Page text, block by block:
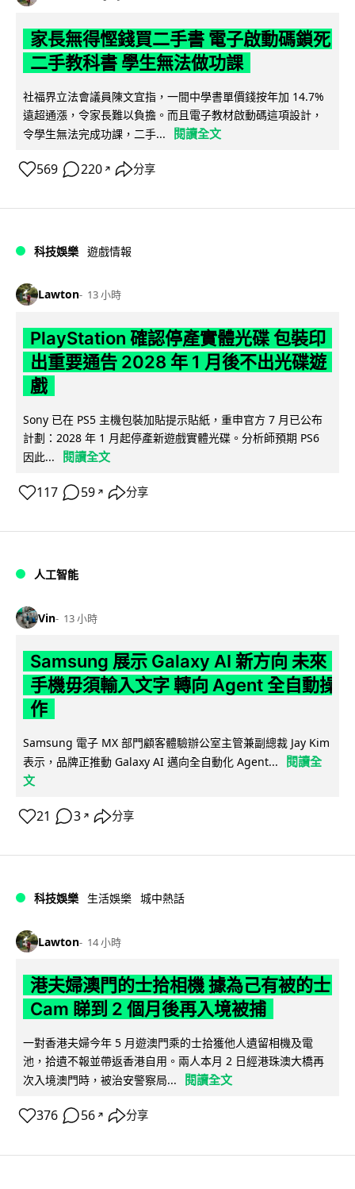
家長無得慳錢買二手書 電子啟動碼鎖死
二手教科書 學生無法做功課
社福界立法會議員陳文宜指，一間中學書單價錢按年加 14.7%
遠超通漲，令家長難以負擔。而且電子教材啟動碼這項設計，
令學生無法完成功課，二手...
閱讀全文
569 220 ↗ 分享
科技娛樂 遊戲情報
Lawton 13 小時
PlayStation 確認停產實體光碟 包裝印
出重要通告 2028 年 1 月後不出光碟遊
戲
Sony 已在 PS5 主機包裝加貼提示貼紙，重申官方 7 月已公布
計劃：2028 年 1 月起停產新遊戲實體光碟。分析師預期 PS6
因此...
閱讀全文
117 59 ↗ 分享
人工智能
Vin 13 小時
Samsung 展示 Galaxy AI 新方向 未來
手機毋須輸入文字 轉向 Agent 全自動操
作
Samsung 電子 MX 部門顧客體驗辦公室主管兼副總裁 Jay Kim
表示，品牌正推動 Galaxy AI 邁向全自動化 Agent...
閱讀全
文
21 3 ↗ 分享
科技娛樂 生活娛樂 城中熱話
Lawton 14 小時
港夫婦澳門的士拾相機 據為己有被的士
Cam 睇到 2 個月後再入境被捕
一對香港夫婦今年 5 月遊澳門乘的士拾獲他人遺留相機及電
池，拾遺不報並帶返香港自用。兩人本月 2 日經港珠澳大橋再
次入境澳門時，被治安警察局...
閱讀全文
376 56 ↗ 分享